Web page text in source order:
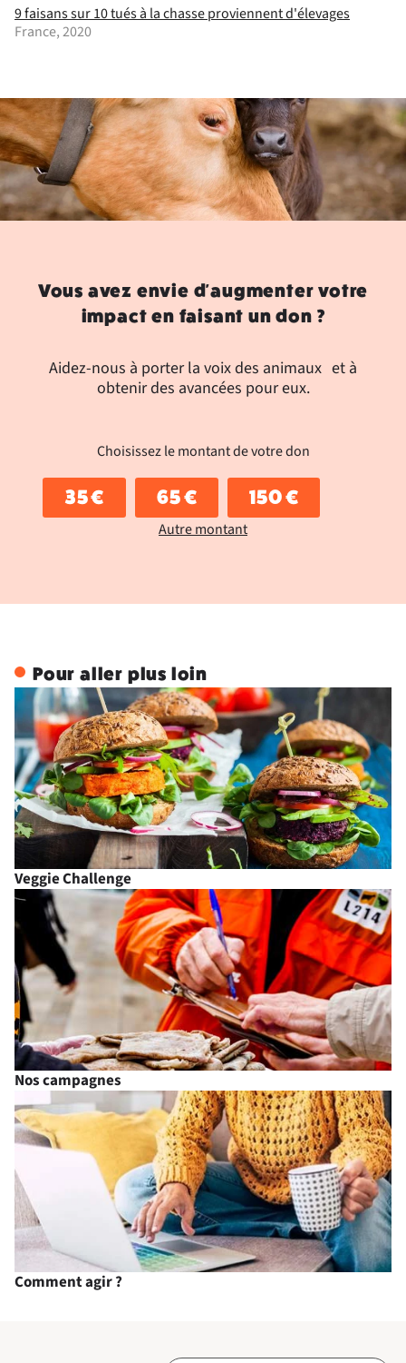
9 faisans sur 10 tués à la chasse proviennent d'élevages
France, 2020
Vous avez envie d'augmenter votre
impact en faisant un don ?
Aidez-nous à porter la voix des animaux et à
obtenir des avancées pour eux.
Choisissez le montant de votre don
35 € 65 € 150 €
Autre montant
Pour aller plus loin
Veggie Challenge
Nos campagnes
Comment agir ?